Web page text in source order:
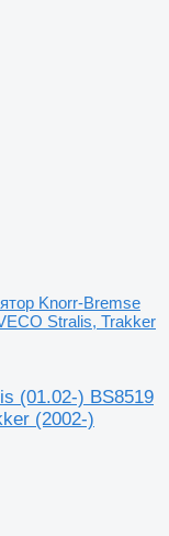
Knorr-Bremse
Stralis, Trakker
(01.02-) BS8519
(2002-)